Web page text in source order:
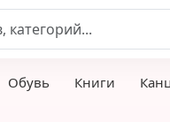
Обувь Книги